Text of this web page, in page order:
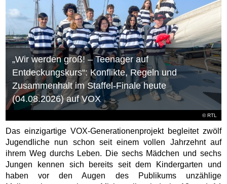
©RTL
„Wir werden groß! – Teenager auf
Entdeckungskurs“: Konflikte, Regeln und
Zusammenhalt im Staffel-Finale heute
(04.08.2026) auf VOX
Das einzigartige VOX-Generationenprojekt begleitet zwölf
Jugendliche nun schon seit einem vollen Jahrzehnt auf
ihrem Weg durchs Leben. Die sechs Mädchen und sechs
Jungen kennen sich bereits seit dem Kindergarten und
haben vor den Augen des Publikums unzählige